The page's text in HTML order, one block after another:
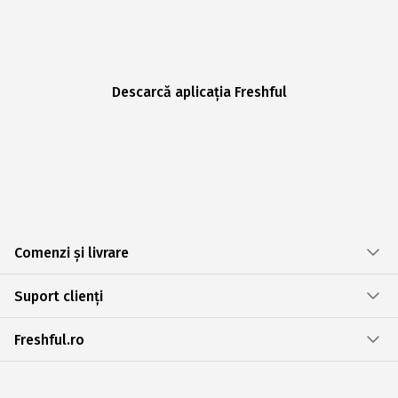
Descarcă aplicația Freshful
Comenzi și livrare
Suport clienți
Freshful.ro